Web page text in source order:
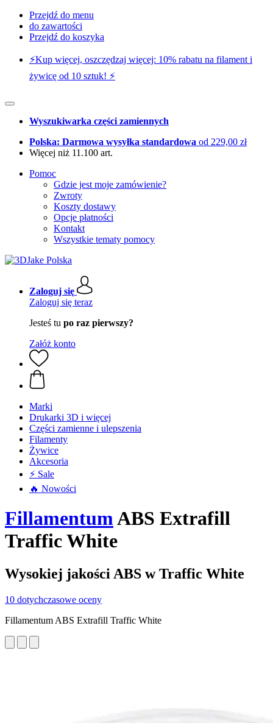
Przejdź do menu
do zawartości
Przejdź do koszyka
⚡️Kup więcej, oszczędzaj więcej: 10% rabatu na filament i
żywicę od 10 sztuk! ⚡️
Wyszukiwarka części zamiennych
Polska: Darmowa wysyłka standardowa od 229,00 zł
Więcej niż 11.100 art.
Pomoc
Gdzie jest moje zamówienie?
Zwroty
Koszty dostawy
Opcje płatności
Kontakt
Wszystkie tematy pomocy
Zaloguj się
Zaloguj się teraz
Jesteś tu po raz pierwszy?
Załóż konto
Marki
Drukarki 3D i więcej
Części zamienne i ulepszenia
Filamenty
Żywice
Akcesoria
⚡ Sale
🔥 Nowości
FillamentumABS Extrafill
Traffic White
Wysokiej jakości ABS w Traffic White
10 dotychczasowe oceny
Fillamentum ABS Extrafill Traffic White